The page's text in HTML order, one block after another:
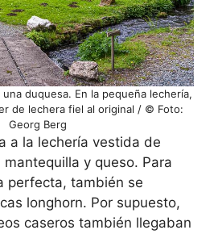
una duquesa. En la pequeña lechería,
de lechera fiel al original / © Foto:
Georg Berg
a la lechería vestida de
y queso. Para
perfecta, también se
longhorn. Por supuesto,
caseros también llegaban